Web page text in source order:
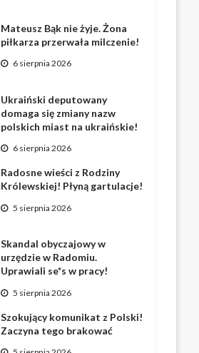
Mateusz Bąk nie żyje. Żona
piłkarza przerwała milczenie!
6 sierpnia 2026
Ukraiński deputowany
domaga się zmiany nazw
polskich miast na ukraińskie!
6 sierpnia 2026
Radosne wieści z Rodziny
Królewskiej! Płyną gartulacje!
5 sierpnia 2026
Skandal obyczajowy w
urzędzie w Radomiu.
Uprawiali se*s w pracy!
5 sierpnia 2026
Szokujący komunikat z Polski!
Zaczyna tego brakować